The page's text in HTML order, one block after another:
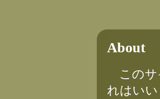
About
このサ
れはい